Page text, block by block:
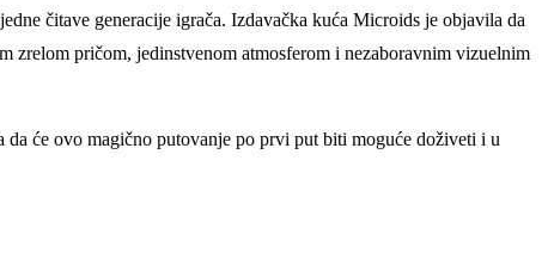
čitave generacije igrača. Izdavačka kuća Microids je objavila da
zrelom pričom, jedinstvenom atmosferom i nezaboravnim vizuelnim
da će ovo magično putovanje po prvi put biti moguće doživeti i u